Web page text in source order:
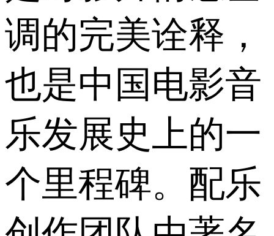
调的完美诠释，
也是中国电影音
乐发展史上的一
个里程碑。配乐